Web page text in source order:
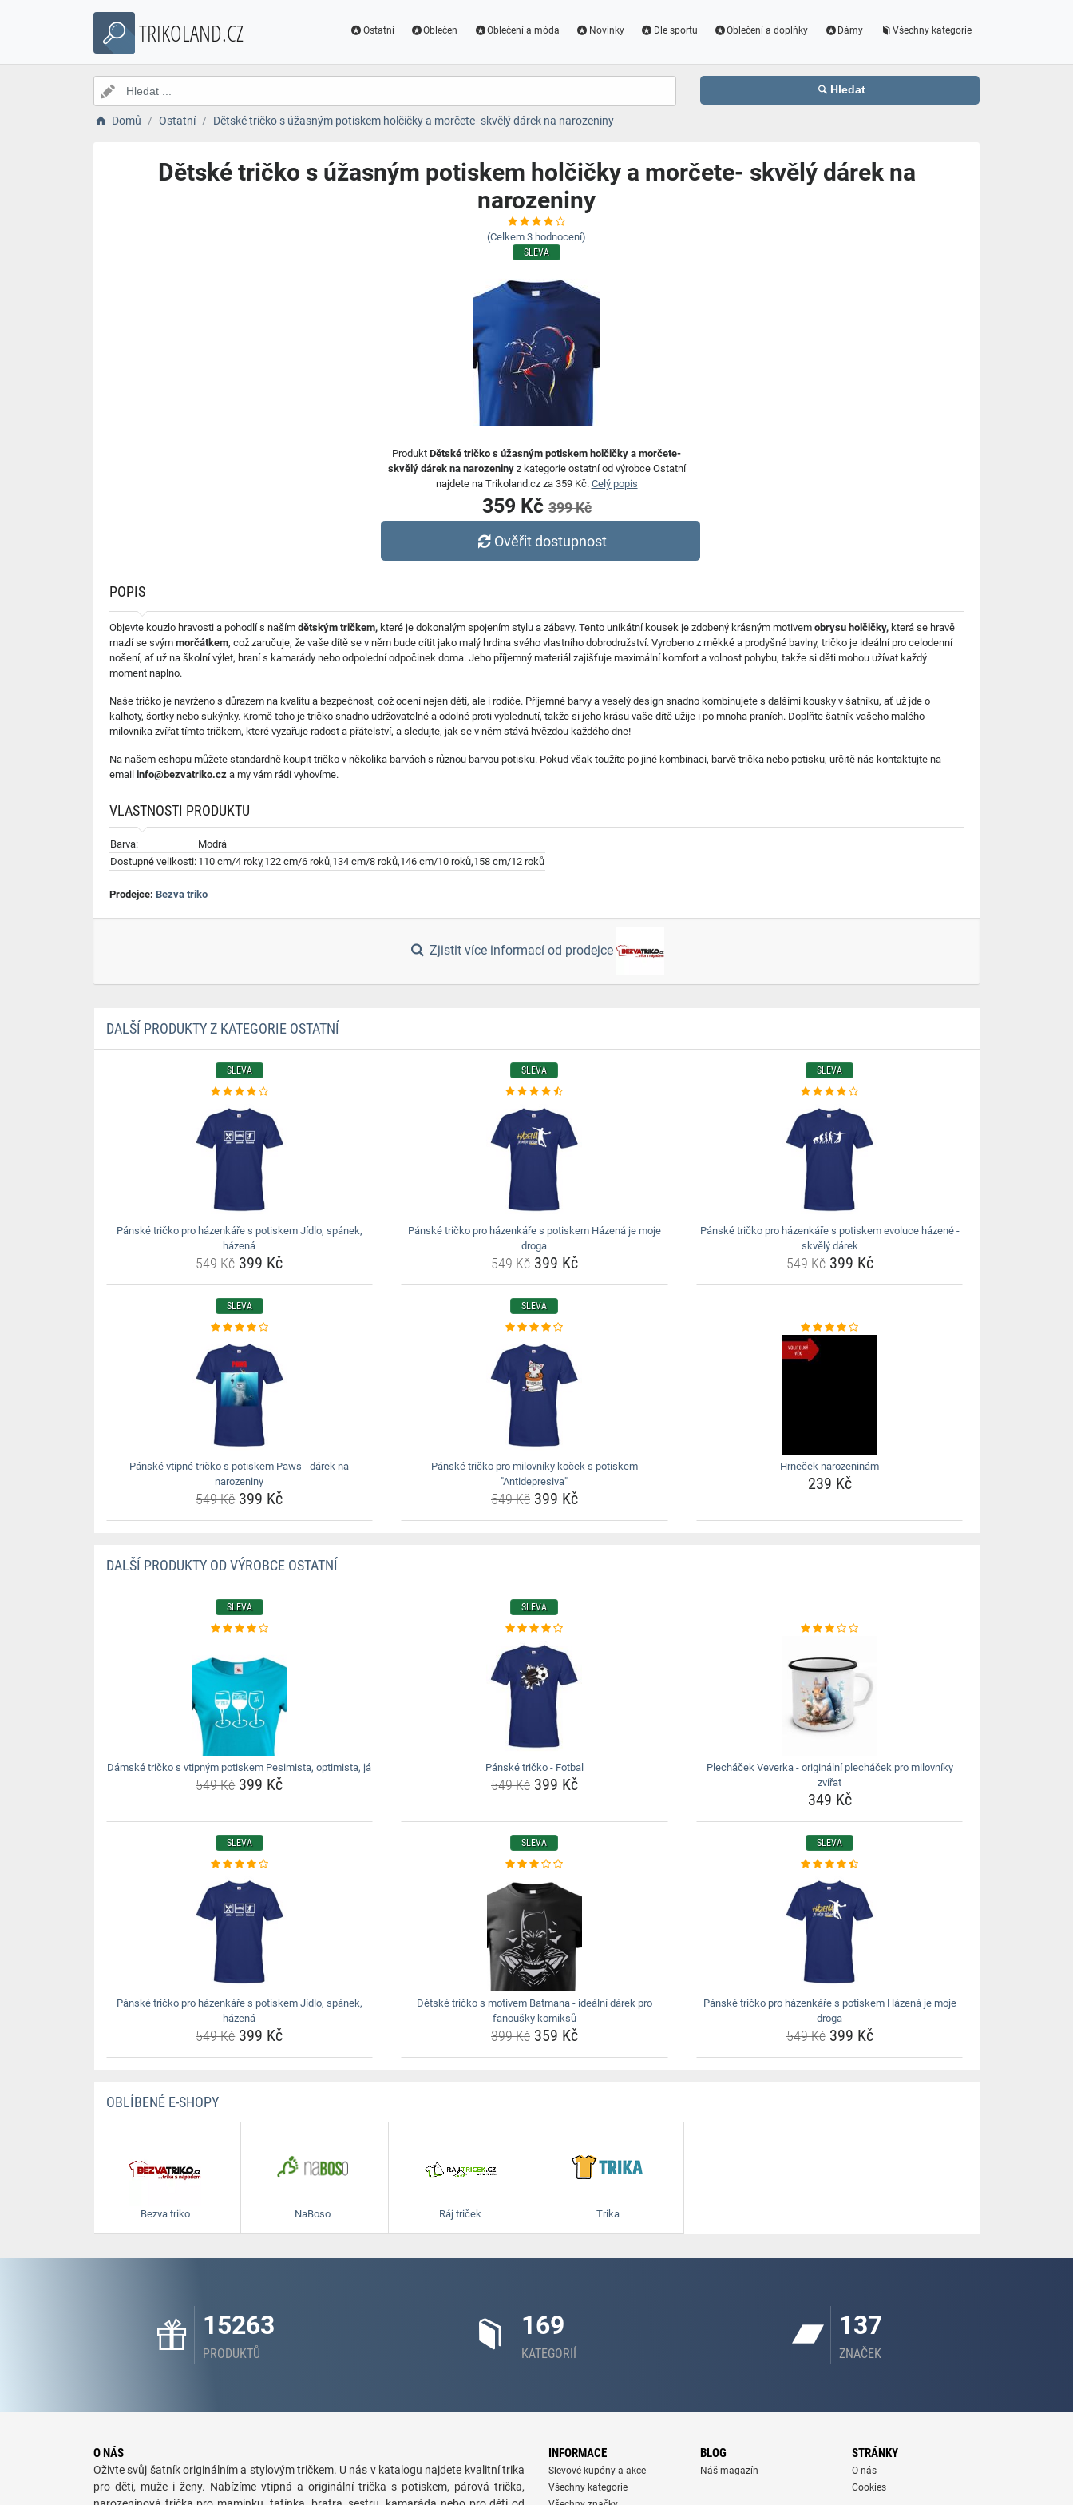
TRIKOLAND.CZ Ostatní Oblečen Oblečení a móda Novinky Dle sportu Oblečení a doplňky Dámy Všechny kategorie
Hledat
Domů Ostatní Dětské tričko s úžasným potiskem holčičky a morčete- skvělý dárek na narozeniny
Dětské tričko s úžasným potiskem holčičky a morčete- skvělý dárek na
narozeniny
(Celkem 3 hodnocení)
SLEVA
Produkt Dětské tričko s úžasným potiskem holčičky a morčete-
skvělý dárek na narozeninyz kategorie ostatní od výrobce Ostatní
najdete na Trikoland.cz za 359 Kč. Celý popis
359 Kč399 Kč
Ověřit dostupnost
POPIS
Objevte kouzlo hravosti a pohodlí s naším dětským tričkem, které je dokonalým spojením stylu a zábavy. Tento unikátní kousek je zdobený krásným motivem obrysu holčičky, která se hravě
mazlí se svým morčátkem, což zaručuje, že vaše dítě se v něm bude cítit jako malý hrdina svého vlastního dobrodružství. Vyrobeno z měkké a prodyšné bavlny, tričko je ideální pro celodenní
nošení, ať už na školní výlet, hraní s kamarády nebo odpolední odpočinek doma. Jeho příjemný materiál zajišťuje maximální komfort a volnost pohybu, takže si děti mohou užívat každý
moment naplno.
Naše tričko je navrženo s důrazem na kvalitu a bezpečnost, což ocení nejen děti, ale i rodiče. Příjemné barvy a veselý design snadno kombinujete s dalšími kousky v šatníku, ať už jde o
kalhoty, šortky nebo sukýnky. Kromě toho je tričko snadno udržovatelné a odolné proti vyblednutí, takže si jeho krásu vaše dítě užije i po mnoha praních. Doplňte šatník vašeho malého
milovníka zvířat tímto tričkem, které vyzařuje radost a přátelství, a sledujte, jak se v něm stává hvězdou každého dne!
Na našem eshopu můžete standardně koupit tričko v několika barvách s různou barvou potisku. Pokud však toužíte po jiné kombinaci, barvě trička nebo potisku, určitě nás kontaktujte na
email info@bezvatriko.cz a my vám rádi vyhovíme.
VLASTNOSTI PRODUKTU
Barva:
Modrá
Dostupné velikosti: 110 cm/4 roky,122 cm/6 roků,134 cm/8 roků,146 cm/10 roků,158 cm/12 roků
Prodejce: Bezva triko
Zjistit více informací od prodejce
DALŠÍ PRODUKTY Z KATEGORIE OSTATNÍ
SLEVA
Pánské tričko pro házenkáře s potiskem Jídlo, spánek,
házená
549 Kč399 Kč
SLEVA
Pánské tričko pro házenkáře s potiskem Házená je moje
droga
549 Kč399 Kč
SLEVA
Pánské tričko pro házenkáře s potiskem evoluce házené -
skvělý dárek
549 Kč399 Kč
SLEVA
Pánské vtipné tričko s potiskem Paws - dárek na
narozeniny
549 Kč399 Kč
SLEVA
Pánské tričko pro milovníky koček s potiskem
"Antidepresiva"
549 Kč399 Kč
Hrneček narozeninám
239 Kč
DALŠÍ PRODUKTY OD VÝROBCE OSTATNÍ
SLEVA
Dámské tričko s vtipným potiskem Pesimista, optimista, já
549 Kč399 Kč
SLEVA
Pánské tričko - Fotbal
549 Kč399 Kč
Plecháček Veverka - originální plecháček pro milovníky
zvířat
349 Kč
SLEVA
Pánské tričko pro házenkáře s potiskem Jídlo, spánek,
házená
549 Kč399 Kč
SLEVA
Dětské tričko s motivem Batmana - ideální dárek pro
fanoušky komiksů
399 Kč359 Kč
SLEVA
Pánské tričko pro házenkáře s potiskem Házená je moje
droga
549 Kč399 Kč
OBLÍBENÉ E-SHOPY
Bezva triko NaBoso Ráj triček Trika
15263
PRODUKTŮ
169
KATEGORIÍ
137
ZNAČEK
O NÁS
Oživte svůj šatník originálním a stylovým tričkem. U nás v katalogu najdete kvalitní trika
pro děti, muže i ženy. Nabízíme vtipná a originální trička s potiskem, párová trička,
INFORMACE
Slevové kupóny a akce
Všechny kategorie
BLOG
Náš magazín
STRÁNKY
O nás
Cookies